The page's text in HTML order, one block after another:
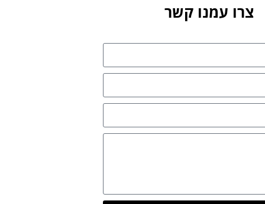
צרו עמנו קשר